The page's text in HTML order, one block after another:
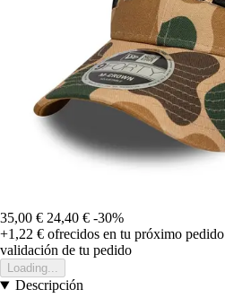
35,00 € 24,40 € -30%
+1,22 € ofrecidos en tu próximo pedido
validación de tu pedido
Loading...
Descripción